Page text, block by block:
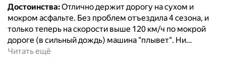
Достоинства:Отлично держит дорогу на сухом и
мокром асфальте. Без проблем отъездила 4 сезона, и
только теперь на скорости выше 120 км/ч по мокрой
дороге (в сильный дождь) машина "плывет". Ни…
Читать ещё